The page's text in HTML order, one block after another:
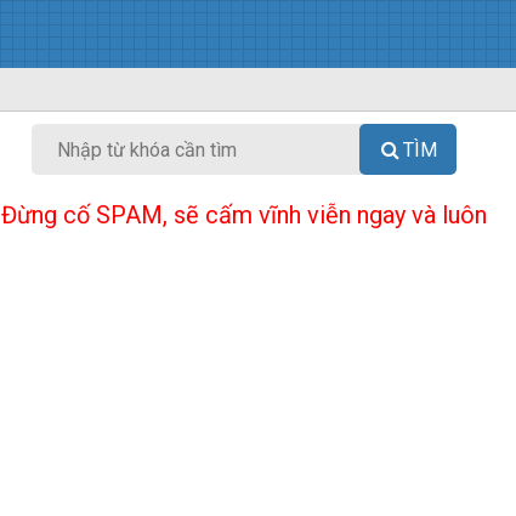
TÌM
Đừng cố SPAM, sẽ cấm vĩnh viễn ngay và luôn